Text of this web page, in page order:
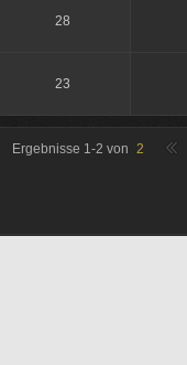
28
23
Ergebnisse 1-2 von 2